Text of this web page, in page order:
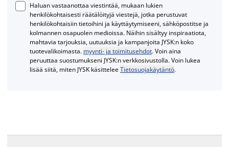
Haluan vastaanottaa viestintää, mukaan lukien
henkilökohtaisesti räätälöityjä viestejä, jotka perustuvat
henkilökohtaisiin tietoihini ja käyttäytymiseeni, sähköpostitse ja
kolmannen osapuolen medioissa. Näihin sisältyy inspiraatiota,
mahtavia tarjouksia, uutuuksia ja kampanjoita JYSK:n koko
tuotevalikoimasta. myynti- ja toimitusehdot. Voin aina
peruuttaa suostumukseni JYSK:n verkkosivustolla. Voin lukea
lisää siitä, miten JYSK käsitteleeTietosuojakäytäntö.